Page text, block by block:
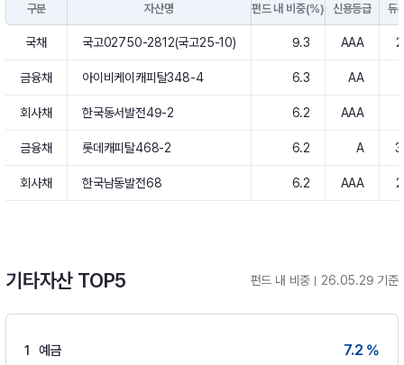
구분 자산명 펀드 내 비중(%) 신용등급 듀
국채 국고02750-2812(국고25-10) 9.3 AAA
금융채 아이비케이캐피탈348-4 6.3 AA
회사채 한국동서발전49-2 6.2 AAA
금융채 롯데캐피탈468-2 6.2 A
회사채 한국남동발전68 6.2 AAA
기타자산 TOP5 펀드 내 비중 26.05.29 기준
1 예금 7.2 %